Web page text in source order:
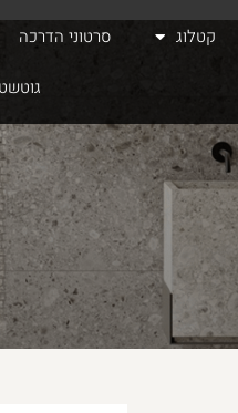
קטלוג סרטוני הדרכה